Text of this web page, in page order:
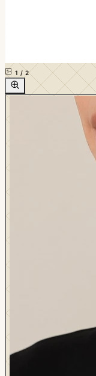
1 / 2